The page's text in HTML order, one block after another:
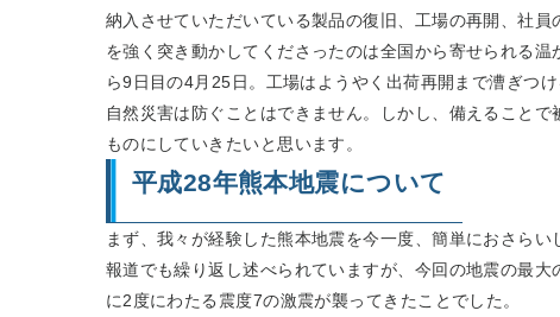
納入させていただいている製品の復旧、工場の再開、社
を強く突き動かしてくださったのは全国から寄せられる
ら9日目の4月25日。工場はようやく出荷再開まで漕ぎつけ
自然災害は防ぐことはできません。しかし、備えること
ものにしていきたいと思います。
平成28年熊本地震について
まず、我々が経験した熊本地震を今一度、簡単におさらい
報道でも繰り返し述べられていますが、今回の地震の最大
に2度にわたる震度7の激震が襲ってきたことでした。